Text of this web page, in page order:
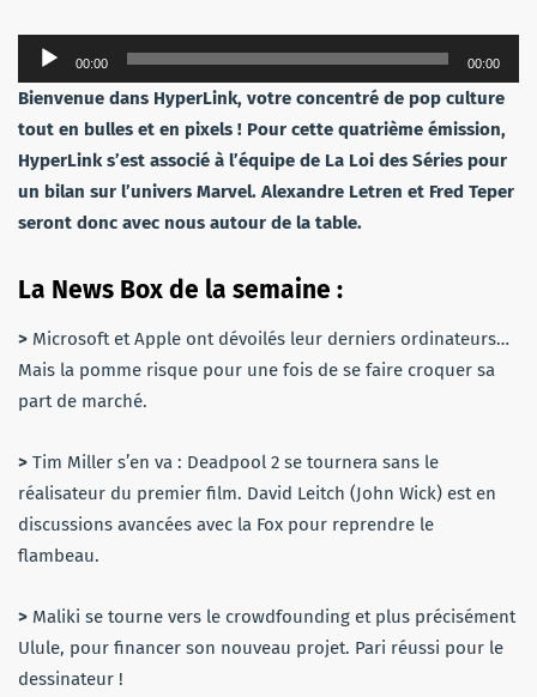
Lecteur
audio
00:00 00:00
Bienvenue dans HyperLink, votre concentré de pop culture
tout en bulles et en pixels ! Pour cette quatrième émission,
HyperLink s’est associé à l’équipe de La Loi des Séries pour
un bilan sur l’univers Marvel. Alexandre Letren et Fred Teper
seront donc avec nous autour de la table.
La News Box de la semaine :
> Microsoft et Apple ont dévoilés leur derniers ordinateurs…
Mais la pomme risque pour une fois de se faire croquer sa
part de marché.
> Tim Miller s’en va : Deadpool 2 se tournera sans le
réalisateur du premier film. David Leitch (John Wick) est en
discussions avancées avec la Fox pour reprendre le
flambeau.
> Maliki se tourne vers le crowdfounding et plus précisément
Ulule, pour financer son nouveau projet. Pari réussi pour le
dessinateur !